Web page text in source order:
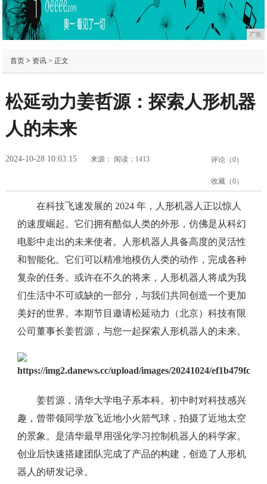
广告
首页> 资讯> 正文
松延动力姜哲源：探索人形机器
人的未来
2024-10-28 10:03:15 来源： 阅读：1413 评论（0）
收藏（0）
在科技飞速发展的 2024 年，人形机器人正以惊人
的速度崛起。它们拥有酷似人类的外形，仿佛是从科幻
电影中走出的未来使者。人形机器人具备高度的灵活性
和智能化。它们可以精准地模仿人类的动作，完成各种
复杂的任务。或许在不久的将来，人形机器人将成为我
们生活中不可或缺的一部分，与我们共同创造一个更加
美好的世界。本期节目邀请松延动力（北京）科技有限
公司董事长姜哲源，与您一起探索人形机器人的未来。
姜哲源，清华大学电子系本科。初中时对科技感兴
趣，曾带领同学放飞近地小火箭气球，拍摄了近地太空
的景象。是清华最早用强化学习控制机器人的科学家。
创业后快速搭建团队完成了产品的构建，创造了人形机
器人的研发记录。